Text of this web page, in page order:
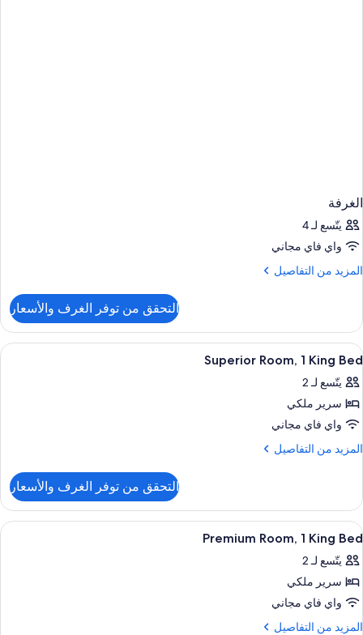
الغرفة
يتّسع لـ 4
واي فاي مجاني
المزيد من التفاصيل
المزيد
الغرفة
التحقق من توفر الغرف والأسعار
استعراض
جميع
صور
Superior
Room,
1
خزنة داخل الغرفة ومكتب وستائر تعتيم
5
Superior Room, 1 King Bed
يتّسع لـ 2
سرير ملكي
واي فاي مجاني
المزيد من التفاصيل
المزيد
Superior
Room,
1
Bed
التحقق من توفر الغرف والأسعار
استعراض
جميع
صور
Premium
Room,
1
خزنة داخل الغرفة ومكتب وستائر تعتيم
8
Premium Room, 1 King Bed
يتّسع لـ 2
سرير ملكي
واي فاي مجاني
المزيد من التفاصيل
المزيد